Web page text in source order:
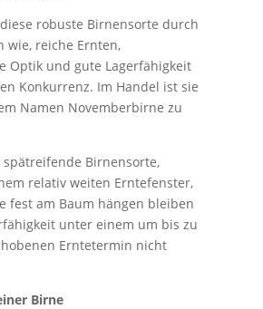
robuste Birnensorte durch
wie, reiche Ernten,
Optik und gute Lagerfähigkeit
Konkurrenz. Im Handel ist sie
Namen Novemberbirne zu
spätreifende Birnensorte,
relativ weiten Erntefenster,
fest am Baum hängen bleiben
unter einem um bis zu
Erntetermin nicht
Birne